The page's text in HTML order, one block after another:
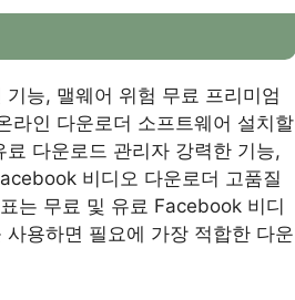
능, 맬웨어 위험 무료 프리미엄
라인 다운로더 소프트웨어 설치할
다운로드 관리자 강력한 기능,
비디오 다운로더 고품질
는 무료 및 유료 Facebook 비디
용하면 필요에 가장 적합한 다운